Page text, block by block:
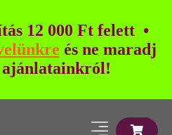
12 000 Ft felett •
és ne maradj
ajánlatainkról!